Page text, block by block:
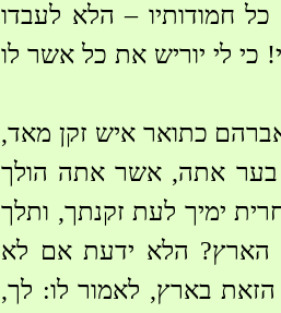
חמודותיו – הלא לעבדו
כי לי יוריש את כל אשר לו
כתואר איש זקן מאד,
בער אתה, אשר אתה הולך
ימיך לעת זקנתך, ותלך
הארץ? הלא ידעת אם לא
בארץ, לאמור לו: לך,